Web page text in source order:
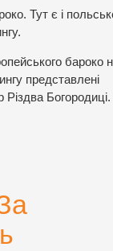
Тут є і
бароко
представлені
Богородиці.